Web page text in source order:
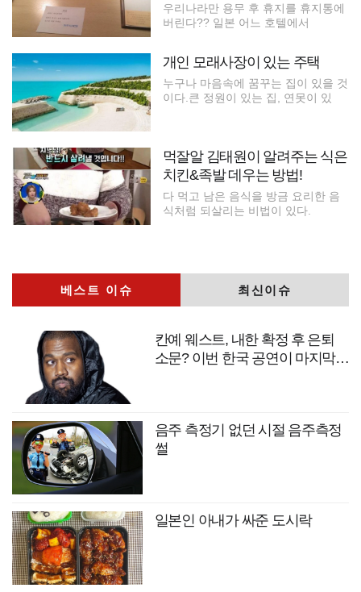
우리나라만 용무 후 휴지를 휴지통에
버린다?? 일본 어느 호텔에서
개인 모래사장이 있는 주택
누구나 마음속에 꿈꾸는 집이 있을 것
이다.큰 정원이 있는 집, 연못이 있
먹잘알 김태원이 알려주는 식은
치킨&족발 데우는 방법!
다 먹고 남은 음식을 방금 요리한 음
식처럼 되살리는 비법이 있다.
베스트 이슈 최신이슈
칸예 웨스트, 내한 확정 후 은퇴
소문? 이번 한국 공연이 마지막
음주 측정기 없던 시절 음주측정
썰
일본인 아내가 싸준 도시락